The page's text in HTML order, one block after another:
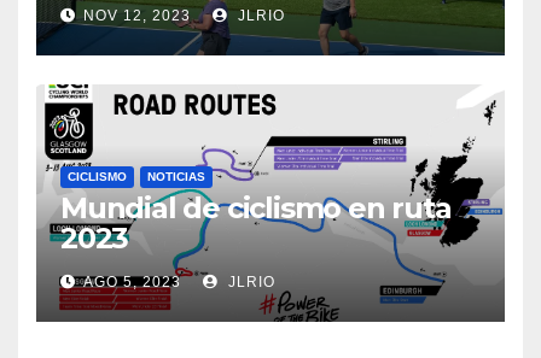
NOV 12, 2023 JLRIO
CICLISMO NOTICIAS
Mundial de ciclismo en ruta
2023
AGO 5, 2023 JLRIO